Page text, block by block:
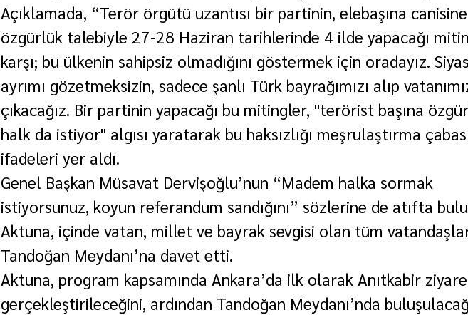
Açıklamada, “Terör örgütü uzantısı bir partinin, elebaşına canisine
özgürlük talebiyle 27-28 Haziran tarihlerinde 4 ilde yapacağı
karşı; bu ülkenin sahipsiz olmadığını göstermek için oradayız.
ayrımı gözetmeksizin, sadece şanlı Türk bayrağımızı alıp
çıkacağız. Bir partinin yapacağı bu mitingler, "terörist başına
halk da istiyor" algısı yaratarak bu haksızlığı meşrulaştırma
ifadeleri yer aldı.
Genel Başkan Müsavat Dervişoğlu’nun “Madem halka sormak
istiyorsunuz, koyun referandum sandığını” sözlerine de atıfta
Aktuna, içinde vatan, millet ve bayrak sevgisi olan tüm
Tandoğan Meydanı’na davet etti.
Aktuna, program kapsamında Ankara’da ilk olarak Anıtkabir
gerçekleştirileceğini, ardından Tandoğan Meydanı’nda